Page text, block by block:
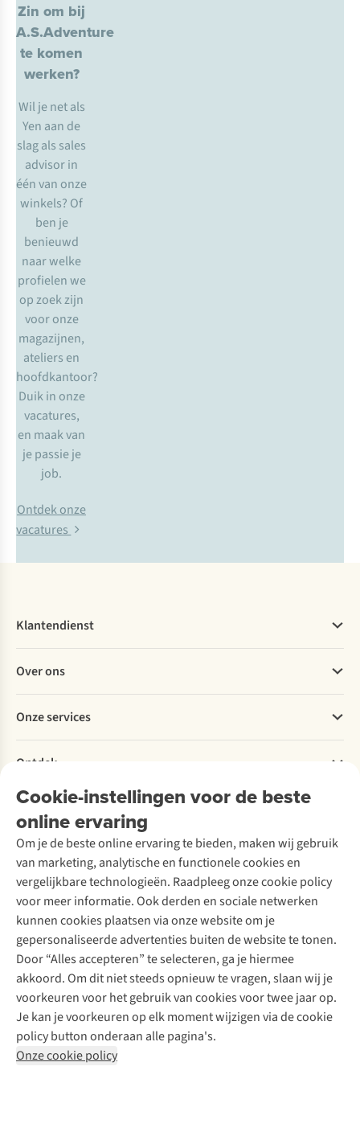
Zin om bij
A.S.Adventure
te komen
werken?
Wil je net als
Yen aan de
slag als sales
advisor in
één van onze
winkels? Of
ben je
benieuwd
naar welke
profielen we
op zoek zijn
voor onze
magazijnen,
ateliers en
hoofdkantoor?
Duik in onze
vacatures,
en maak van
je passie je
job.
Ontdek onze
vacatures
Cookie-instellingen voor de beste
online ervaring
Om je de beste online ervaring te bieden, maken wij gebruik
van marketing, analytische en functionele cookies en
vergelijkbare technologieën. Raadpleeg onze cookie policy
voor meer informatie. Ook derden en sociale netwerken
kunnen cookies plaatsen via onze website om je
gepersonaliseerde advertenties buiten de website te tonen.
Door “Alles accepteren” te selecteren, ga je hiermee
akkoord. Om dit niet steeds opnieuw te vragen, slaan wij je
voorkeuren voor het gebruik van cookies voor twee jaar op.
Je kan je voorkeuren op elk moment wijzigen via de cookie
policy button onderaan alle pagina's.
Onze cookie policy
Klantendienst
Bestellen
Betalen
Levering
Retourneren
Bestelling herroepen
Garantie
Contact
Over ons
Explore More
Verantwoord ondernemen
Over Ayacucho
Onze winkels
Over A.S.Adventure
Toegankelijkheidsverklaring
Onze services
Ski-onderhoud
Wasservice
Schoenonderhoud
Schoenherstelling
Kledingherstelling
Retouches
Voor bedrijven
Ontdek
A.S.Magazine
Podcast
Explore Academy
Explore Camp
Gear Check
Inspiratie & advies
Meld je aan voor de nieuwsbrief
Follow us
Disclaimer Privacy Policy
Algemene voorwaarden
Cookie Policy